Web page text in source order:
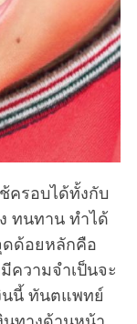
ครอบได้ทั้งกับ
ทนทาน ทำได้
ดด้อยหลักคือ
ความจำเป็นจะ
นนี้ ทันตแพทย์